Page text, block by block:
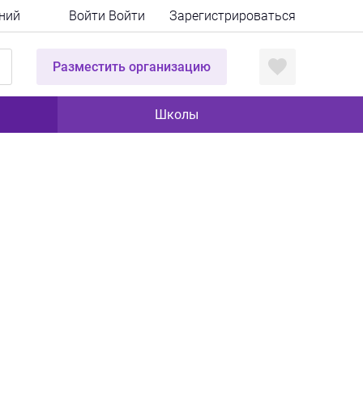
Войти Войти Зарегистрироваться
Разместить организацию
Школы